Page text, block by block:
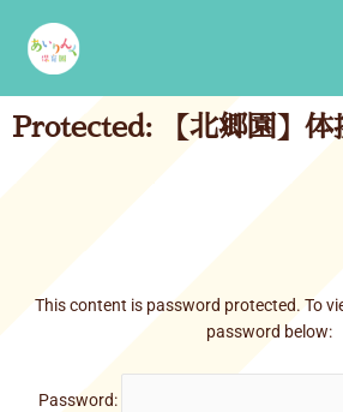
content
Protected: 【北郷園】体
This content is password protected. To
password below:
Password: